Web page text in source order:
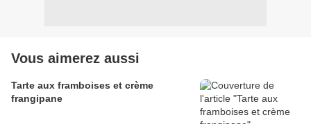
Vous aimerez aussi
Tarte aux framboises et crème
frangipane